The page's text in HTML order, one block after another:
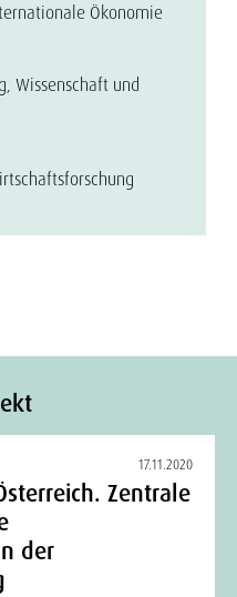
Ökonomie
Wissenschaft und
17.11.2020
Zentrale
der